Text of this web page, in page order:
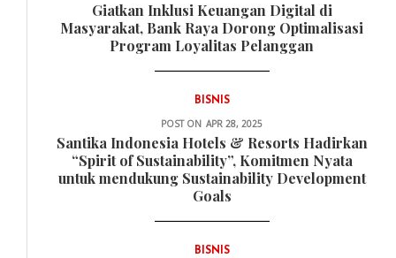
Giatkan Inklusi Keuangan Digital di
Masyarakat, Bank Raya Dorong Optimalisasi
Program Loyalitas Pelanggan
BISNIS
POST ON APR 28, 2025
Santika Indonesia Hotels & Resorts Hadirkan
“Spirit of Sustainability”, Komitmen Nyata
untuk mendukung Sustainability Development
Goals
BISNIS